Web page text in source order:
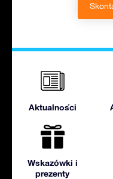
Aktualności
Wskazówki i
prezenty